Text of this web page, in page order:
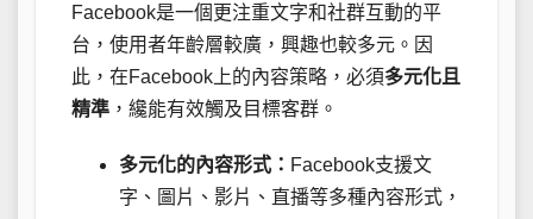
Facebook是一個更注重文字和社群互動的平
台，使用者年齡層較廣，興趣也較多元。因
此，在Facebook上的內容策略，必須多元化且
精準 ，纔能有效觸及目標客群。
多元化的內容形式： Facebook支援文
字、圖片、影片、直播等多種內容形式，